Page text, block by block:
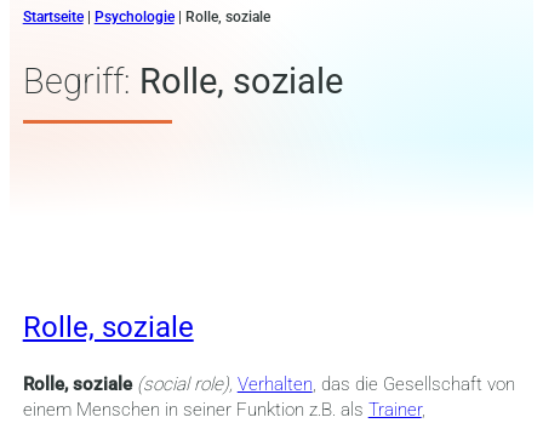
Startseite| Psychologie| Rolle, soziale
Begriff: Rolle, soziale
Rolle, soziale
Rolle, soziale (social role), Verhalten, das die Gesellschaft von
einem Menschen in seiner Funktion z.B. als Trainer,